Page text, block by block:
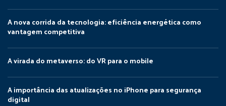
A nova corrida da tecnologia: eficiência energética como
vantagem competitiva
A virada do metaverso: do VR para o mobile
A importância das atualizações no iPhone para segurança
digital